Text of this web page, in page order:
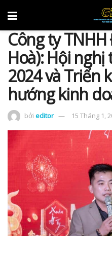
Công ty
Hoà): Hội
2024 và Triển
hướng kinh
bởi editor 15 Tháng 1,